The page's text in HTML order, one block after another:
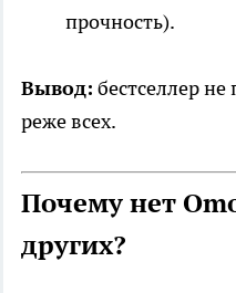
прочность).
Вывод: бестселлер
реже всех.
Почему нет
других?